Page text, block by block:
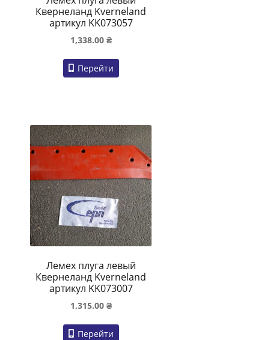
Квернеланд Kverneland
артикул KK073057
1,338.00 ₴
Перейти
Лемех плуга левый
Квернеланд Kverneland
артикул KK073007
1,315.00 ₴
Перейти